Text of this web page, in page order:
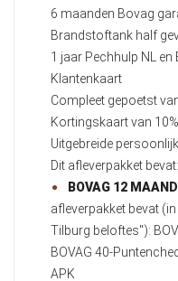
6 maanden Bovag
Brandstoftank half
1 jaar Pechhulp NL en
Klantenkaart
Compleet gepoetst
Kortingskaart van
Uitgebreide
Dit afleverpakket
BOVAG 12
afleverpakket bevat
Tilburg beloftes"):
BOVAG 40-
APK